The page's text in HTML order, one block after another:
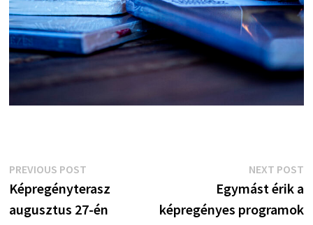
Bejegyzés
navigáció
PREVIOUS POSTPrevious
post:
Képregényterasz
augusztus 27-én
NEXT POST
Egymást érik a
képregényes programok